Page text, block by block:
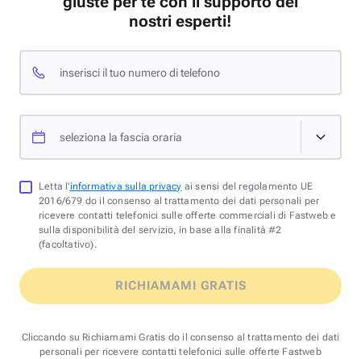
nostri esperti!
inserisci il tuo numero di telefono
seleziona la fascia oraria
Letta l'informativa sulla privacy ai sensi del regolamento UE
2016/679 do il consenso al trattamento dei dati personali per
ricevere contatti telefonici sulle offerte commerciali di Fastweb e
sulla disponibilità del servizio, in base alla finalità #2
(facoltativo).
RICHIAMAMI GRATIS
Cliccando su Richiamami Gratis do il consenso al trattamento dei dati
personali per ricevere contatti telefonici sulle offerte Fastweb